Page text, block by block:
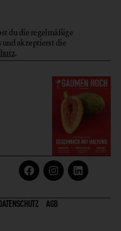
du die regelmäßige
akzeptierst die
.
AGB